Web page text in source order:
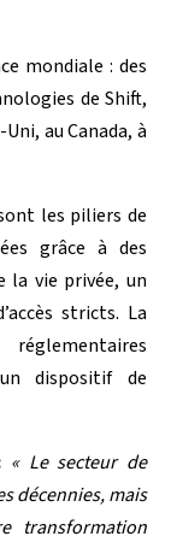
mondiale : des
de Shift,
au Canada, à
les piliers de
grâce à des
la vie privée, un
stricts. La
dispositif de
« Le secteur de
décennies, mais
transformation